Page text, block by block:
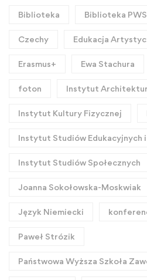
Biblioteka Biblioteka
Czechy Edukacja
Erasmus+ Ewa Stachura
foton Instytut
Instytut Kultury Fizycznej
Instytut Studiów Edukacyjnych
Instytut Studiów Społecznych
Joanna Sokołowska-Moskwiak
Język Niemiecki
Paweł Strózik
Państwowa Wyższa Szkoła